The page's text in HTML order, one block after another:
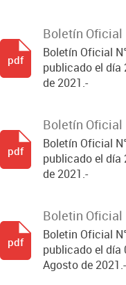
Boletín Oficial
Boletín Oficial
publicado el día
de 2021.-
pdf
Boletín Oficial
Boletín Oficial
publicado el día
de 2021.-
pdf
Boletin Oficial
Boletin Oficial
publicado el día
Agosto de 2021.-
pdf